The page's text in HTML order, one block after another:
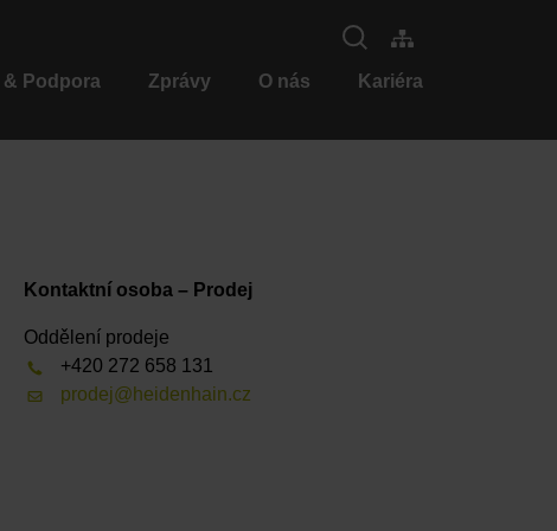
& Podpora Zprávy O nás Kariéra
Kontaktní osoba – Prodej
Oddělení prodeje
+420 272 658 131
prodej@heidenhain.cz